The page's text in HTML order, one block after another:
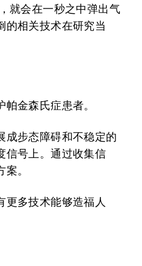
就会在一秒之中弹出气
的相关技术在研究当
金森氏症患者。
成步态障碍和不稳定的
信号上。通过收集信
。
更多技术能够造福人